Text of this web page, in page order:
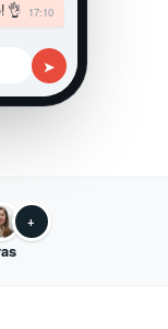
👌 17:10
➤
+